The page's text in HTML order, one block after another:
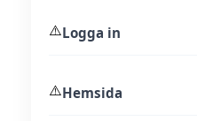
⚠️Logga in
⚠️Hemsida